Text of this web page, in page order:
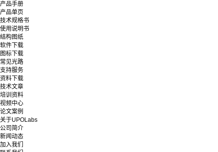
产品手册
产品单页
技术规格书
使用说明书
结构图纸
软件下载
图标下载
常见光路
支持服务
资料下载
技术文章
培训资料
视频中心
论文案例
关于UPOLabs
公司简介
新闻动态
加入我们